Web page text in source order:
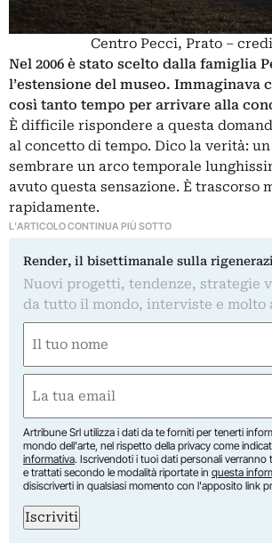
Centro Pecci, Prato –
Nel 2006 è stato scelto dalla famiglia
l’estensione del museo. Immaginava
così tanto tempo per arrivare alla
È difficile rispondere a questa
al concetto di tempo. Dico la verità:
sembrare un arco temporale
avuto questa sensazione. È trascorso
rapidamente.
L'ARTICOLO CONTINUA PIÙ SOTTO
Render, il bisettimanale sulla
Nuovi progetti, tendenze, strategie
da tutto il mondo, interviste e molto
(Obbligatorio)
Nome
(Obbligatorio)
Artribune Srl utilizza i dati da te forniti per tenerti
mondo dell'arte, nel rispetto della privacy come
informativa. Iscrivendoti i tuoi dati personali verranno
e trattati secondo le modalità riportate in questa
disiscriverti in qualsiasi momento con l'apposito link
Iscriviti